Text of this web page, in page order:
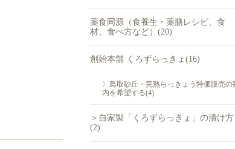
薬食同源（食養生・薬膳レシピ、食
材、食べ方など）(20)
創始本舗 くろずらっきょ(16)
〉鳥取砂丘・完熟らっきょう特価販売の
内を希望する(4)
＞自家製「くろずらっきょ」の漬け方
(2)